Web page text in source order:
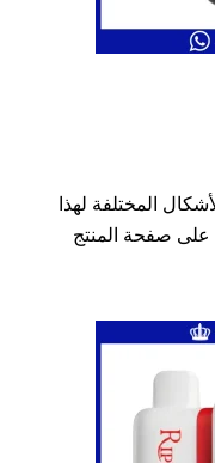
المختلفة لهذا
على صفحة المنتج